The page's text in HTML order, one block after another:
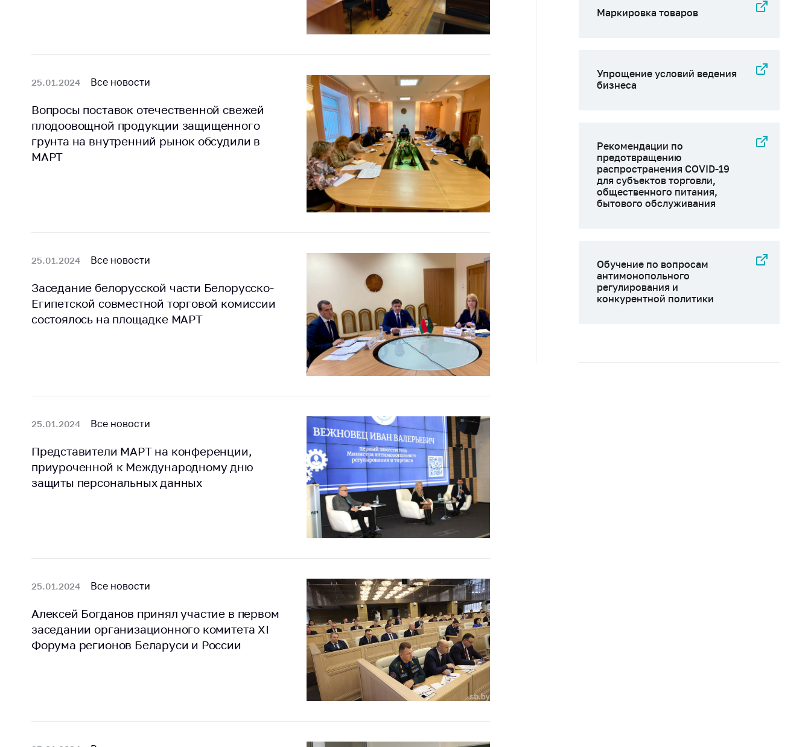
рекламной
Международное
сотрудничество
Республике
Беларусь
Защита
персональных
данных
Решение Комиссии
по установлению
антимонопольного
законодательства
Предостережения
и предупреждения
Общественное
обсуждение
Маркировка
условий ведения
Рекомендации по
предотвращению
распространения
COVID-19 для
общественного
Обучение по
антимонопольного
регулирования и
конкурентной
25.01.2024 Все новости
Вопросы поставок отечественной свежей
плодоовощной продукции защищенного
грунта на внутренний рынок обсудили в
МАРТ
25.01.2024 Все новости
Заседание белорусской части Белорусско-
Египетской совместной торговой комиссии
состоялось на площадке МАРТ
25.01.2024 Все новости
Представители МАРТ на конференции,
приуроченной к Международному дню
защиты персональных данных
25.01.2024 Все новости
Алексей Богданов принял участие в первом
заседании организационного комитета XI
Форума регионов Беларуси и России
Маркировка товаров
Упрощение условий ведения
бизнеса
Рекомендации по
предотвращению
распространения COVID-19
для субъектов торговли,
общественного питания,
бытового обслуживания
Обучение по вопросам
антимонопольного
регулирования и
конкурентной политики